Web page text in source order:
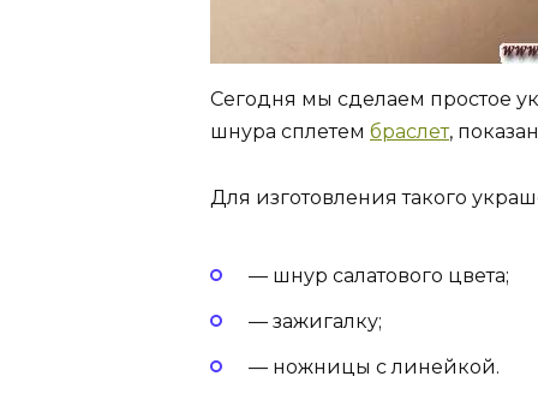
Сегодня мы сделаем простое
шнура сплетем браслет,
Для изготовления такого
— шнур салатового цвета;
— зажигалку;
— ножницы с линейкой.